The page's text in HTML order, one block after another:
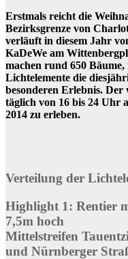
Erstmals reicht die
Bezirksgrenze von
verläuft in diesem Jahr
KaDeWe am
machen rund 650
Lichtelemente die
besonderen Erlebnis.
täglich von 16 bis 24 Uhr
2014 zu erleben.
Verteilung der
Highlight 1: Rentier
7,5m hoch
Mittelstreifen
und Nürnberger